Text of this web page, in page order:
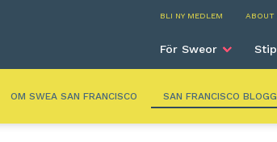
BLI NY MEDLEM ABOUT
San
För Sweor
OM SWEA SAN FRANCISCO SAN FRANCISCO BLOGG